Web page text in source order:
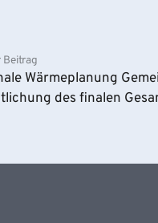
Beitrag
Wärmeplanung
des finalen